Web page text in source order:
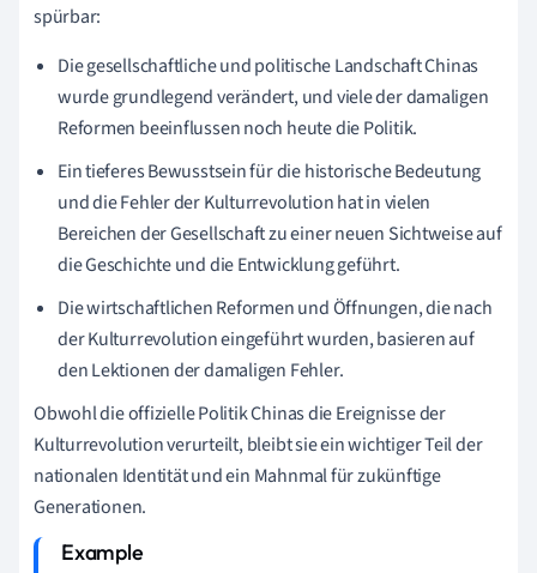
spürbar:
Die gesellschaftliche und politische Landschaft Chinas
wurde grundlegend verändert, und viele der damaligen
Reformen beeinflussen noch heute die Politik.
Ein tieferes Bewusstsein für die historische Bedeutung
und die Fehler der Kulturrevolution hat in vielen
Bereichen der Gesellschaft zu einer neuen Sichtweise auf
die Geschichte und die Entwicklung geführt.
Die wirtschaftlichen Reformen und Öffnungen, die nach
der Kulturrevolution eingeführt wurden, basieren auf
den Lektionen der damaligen Fehler.
Obwohl die offizielle Politik Chinas die Ereignisse der
Kulturrevolution verurteilt, bleibt sie ein wichtiger Teil der
nationalen Identität und ein Mahnmal für zukünftige
Generationen.